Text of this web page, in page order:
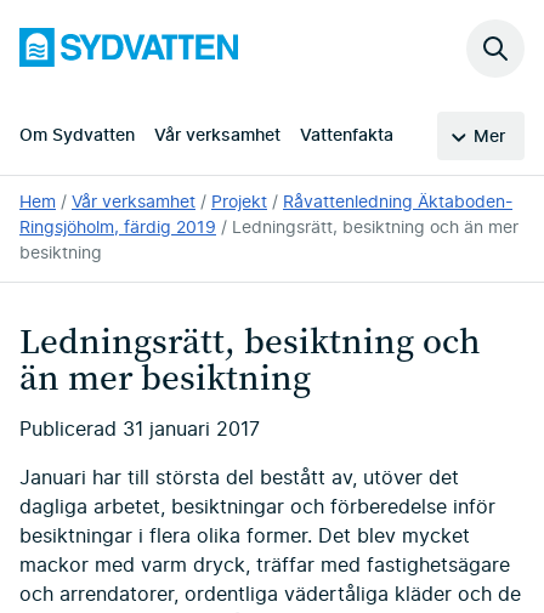
huvudinnehållet
Sydvatten
Om Sydvatten Vår verksamhet Vattenfakta Mer
Sök
Du
är
här:
Hem Vår verksamhet Projekt
Råvattenledning Äktaboden-
Ringsjöholm, färdig 2019
Ledningsrätt, besiktning och än mer
besiktning
Ledningsrätt, besiktning och
än mer besiktning
Publicerad 31 januari 2017
Januari har till största del bestått av, utöver det
dagliga arbetet, besiktningar och förberedelse inför
besiktningar i flera olika former. Det blev mycket
mackor med varm dryck, träffar med fastighetsägare
och arrendatorer, ordentliga vädertåliga kläder och de